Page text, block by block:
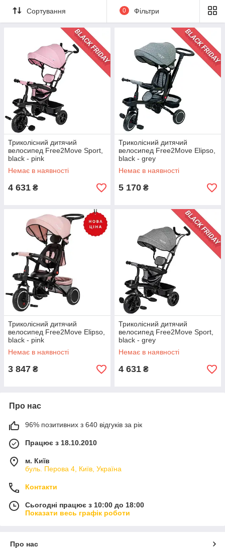
Сортування 0 Фільтри
Триколісний дитячий
велосипед Free2Move Sport,
black - pink
Немає в наявності
4 631 ₴
Триколісний дитячий
велосипед Free2Move Elipso,
black - grey
Немає в наявності
5 170 ₴
Триколісний дитячий
велосипед Free2Move Elipso,
black - pink
Немає в наявності
3 847 ₴
Триколісний дитячий
велосипед Free2Move Sport,
black - grey
Немає в наявності
4 631 ₴
Про нас
96% позитивних з 640 відгуків за рік
Працює з 18.10.2010
м. Київ
буль. Перова 4, Київ, Україна
Контакти
Сьогодні працює з 10:00 до 18:00
Показати весь графік роботи
Про нас